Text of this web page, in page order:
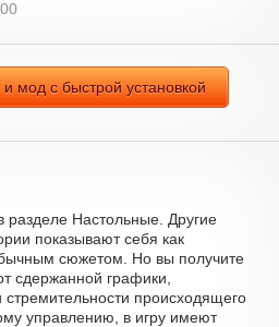
мод с быстрой установкой
разделе Настольные. Другие
показывают себя как
сюжетом. Но вы получите
сдержанной графики,
происходящего
управлению, в игру имеют